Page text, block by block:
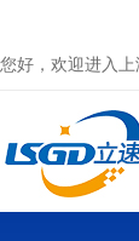
您好，欢迎进入上